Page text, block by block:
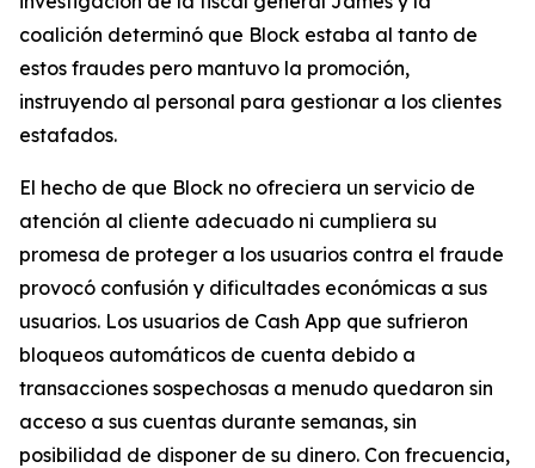
coalición determinó que Block estaba al tanto de
estos fraudes pero mantuvo la promoción,
instruyendo al personal para gestionar a los clientes
estafados.
El hecho de que Block no ofreciera un servicio de
atención al cliente adecuado ni cumpliera su
promesa de proteger a los usuarios contra el fraude
provocó confusión y dificultades económicas a sus
usuarios. Los usuarios de Cash App que sufrieron
bloqueos automáticos de cuenta debido a
transacciones sospechosas a menudo quedaron sin
acceso a sus cuentas durante semanas, sin
posibilidad de disponer de su dinero. Con frecuencia,